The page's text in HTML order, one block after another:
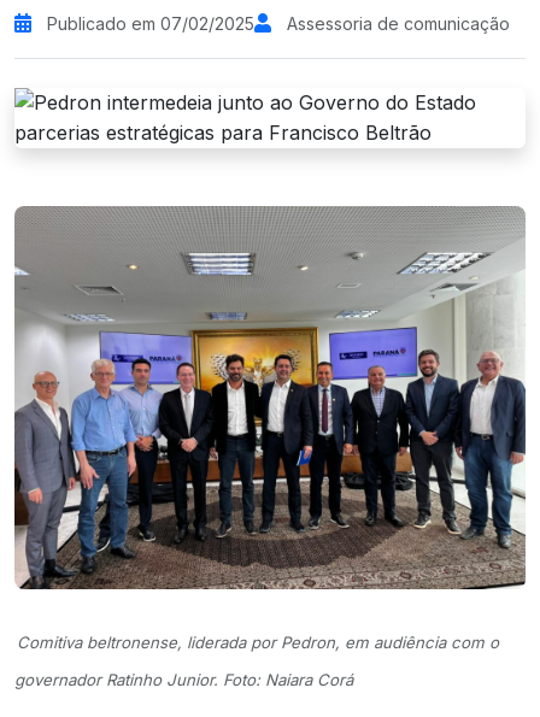
Publicado em 07/02/2025 Assessoria de comunicação
Comitiva beltronense, liderada por Pedron, em audiência com o
governador Ratinho Junior. Foto: Naiara Corá